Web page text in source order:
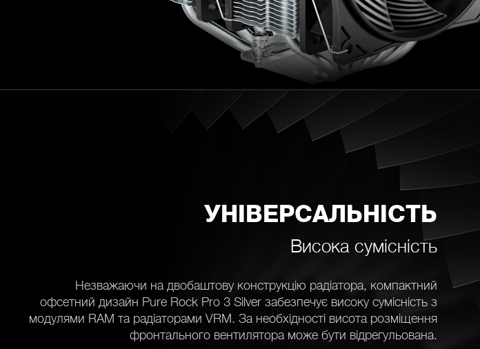
УНІВЕРСАЛЬНІСТЬ
Висока сумісність
Незважаючи на двобаштову конструкцію радіатора, компактний
офсетний дизайн Pure Rock Pro 3 Silver забезпечує високу сумісність з
модулями RAM та радіаторами VRM. За необхідності висота розміщення
фронтального вентилятора може бути відрегульована.